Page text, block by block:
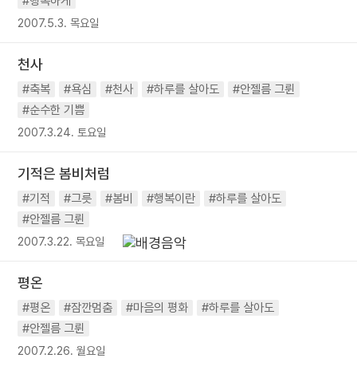
2007.5.3. 목요일
천사
#축복 #욕심 #천사 #하루를 살아도
#안젤름 그륀
#순수한 기쁨
2007.3.24. 토요일
기적은 봄비처럼
#기적 #그릇 #봄비 #행복이란
#하루를 살아도
#안젤름 그륀
2007.3.22. 목요일
평온
#평온 #잠깐멈춤 #마음의 평화
#하루를 살아도
#안젤름 그륀
2007.2.26. 월요일